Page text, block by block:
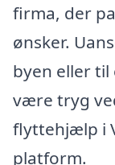
firma, der
ønsker.
byen eller til
være tryg
flyttehjælp i
platform.